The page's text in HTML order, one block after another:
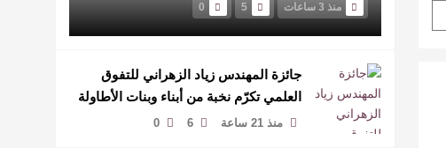
منذ 3 ساعات 5
0
جائزة المهندس زياد الزهراني للتفوق
العلمي تكرّم نخبة من أبناء وبنات الأطاولة
منذ 21 ساعة 6
0